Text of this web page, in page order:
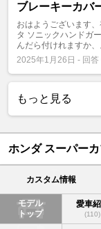
ブレーキーカバ
おはようございます
タ ソニックハンドガ
んだら付けれますか
2025年1月26日 - 回答
もっと見る
ホンダ スーパー
カスタム情報
モデル
トップ
愛車
(110)